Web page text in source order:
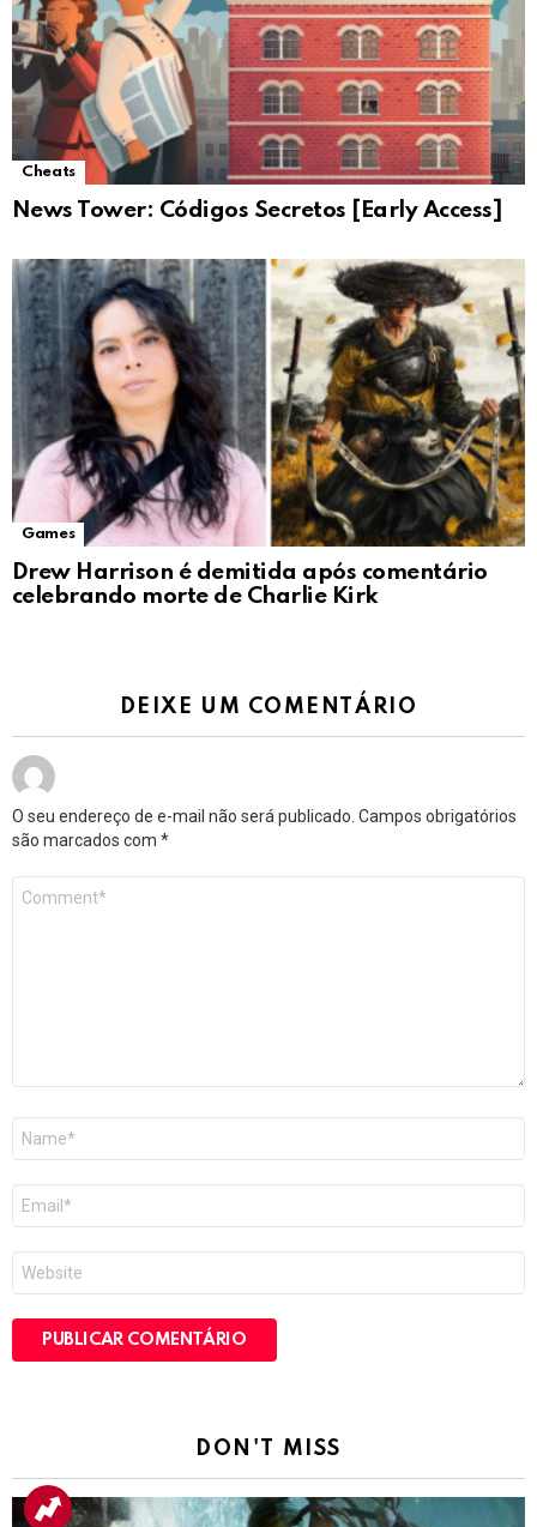
Cheats
News Tower: Códigos Secretos [Early Access]
Games
Drew Harrison é demitida após comentário
celebrando morte de Charlie Kirk
DEIXE UM COMENTÁRIO
O seu endereço de e-mail não será publicado. Campos obrigatórios
são marcados com *
mail
*
DON'T MISS